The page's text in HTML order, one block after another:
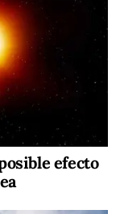
efecto